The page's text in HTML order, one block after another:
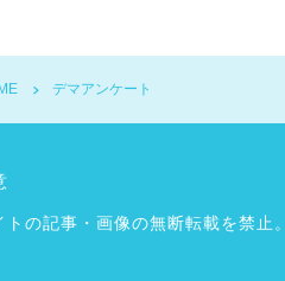
デマアンケート
トの記事・画像の無断転載を禁止。